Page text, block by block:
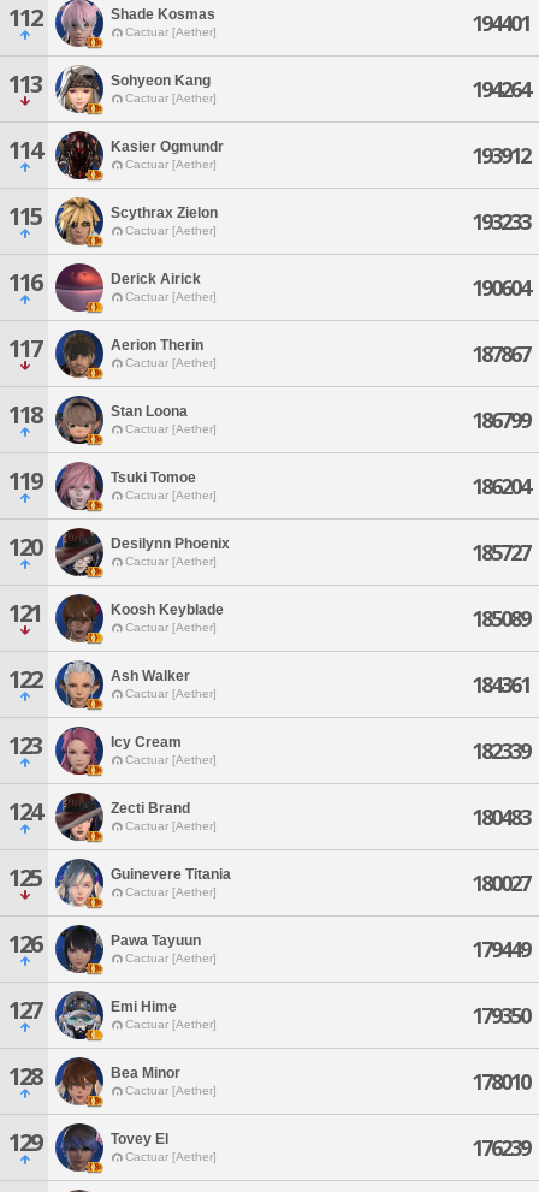
112 Shade Kosmas
Cactuar [Aether] 194401
113 Sohyeon Kang
Cactuar [Aether] 194264
114 Kasier Ogmundr
Cactuar [Aether] 193912
115 Scythrax Zielon
Cactuar [Aether] 193233
116 Derick Airick
Cactuar [Aether] 190604
117 Aerion Therin
Cactuar [Aether] 187867
118 Stan Loona
Cactuar [Aether] 186799
119 Tsuki Tomoe
Cactuar [Aether] 186204
120 Desilynn Phoenix
Cactuar [Aether] 185727
121 Koosh Keyblade
Cactuar [Aether] 185089
122 Ash Walker
Cactuar [Aether] 184361
123 Icy Cream
Cactuar [Aether] 182339
124 Zecti Brand
Cactuar [Aether] 180483
125 Guinevere Titania
Cactuar [Aether] 180027
126 Pawa Tayuun
Cactuar [Aether] 179449
127 Emi Hime
Cactuar [Aether] 179350
128 Bea Minor
Cactuar [Aether] 178010
129 Tovey El
Cactuar [Aether] 176239